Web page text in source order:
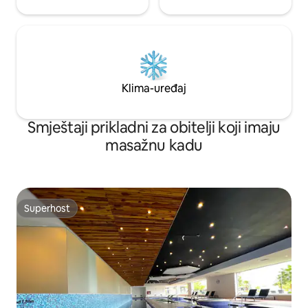
Klima-uređaj
Smještaji prikladni za obitelji koji imaju
masažnu kadu
Superhost
Superhost